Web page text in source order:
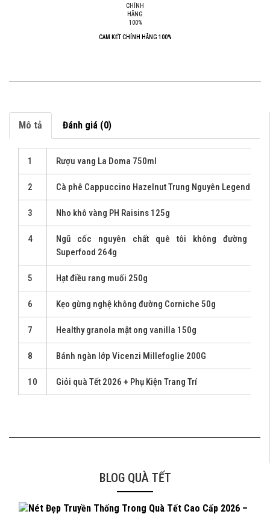
CAM KẾT CHÍNH HÃNG 100%
Mô tả Đánh giá (0)
1 Rượu vang La Doma 750ml
2 Cà phê Cappuccino Hazelnut Trung Nguyên Legend
3 Nho khô vàng PH Raisins 125g
4
Ngũ cốc nguyên chất quê tôi không đường
Superfood 264g
5 Hạt điều rang muối 250g
6 Kẹo gừng nghệ không đường Corniche 50g
7 Healthy granola mật ong vanilla 150g
8 Bánh ngàn lớp Vicenzi Millefoglie 200G
10 Giỏi quà Tết 2026 + Phụ Kiện Trang Trí
BLOG QUÀ TẾT